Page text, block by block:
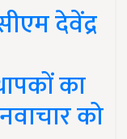
देवेंद्र
का
को